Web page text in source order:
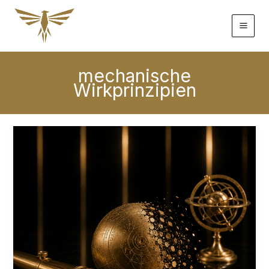
Zum
Inhalt
mechanische
Wirkprinzipien